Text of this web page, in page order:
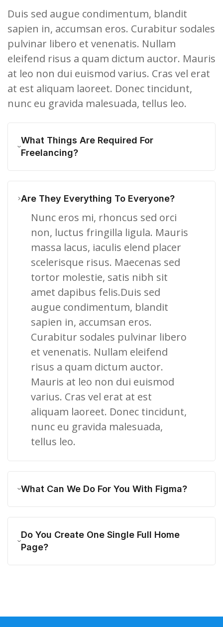
Duis sed augue condimentum, blandit
sapien in, accumsan eros. Curabitur sodales
pulvinar libero et venenatis. Nullam
eleifend risus a quam dictum auctor. Mauris
at leo non dui euismod varius. Cras vel erat
at est aliquam laoreet. Donec tincidunt,
nunc eu gravida malesuada, tellus leo.
What Things Are Required For
Freelancing?
Are They Everything To Everyone?
Nunc eros mi, rhoncus sed orci
non, luctus fringilla ligula. Mauris
massa lacus, iaculis elend placer
scelerisque risus. Maecenas sed
tortor molestie, satis nibh sit
amet dapibus felis.Duis sed
augue condimentum, blandit
sapien in, accumsan eros.
Curabitur sodales pulvinar libero
et venenatis. Nullam eleifend
risus a quam dictum auctor.
Mauris at leo non dui euismod
varius. Cras vel erat at est
aliquam laoreet. Donec tincidunt,
nunc eu gravida malesuada,
tellus leo.
What Can We Do For You With Figma?
Do You Create One Single Full Home
Page?